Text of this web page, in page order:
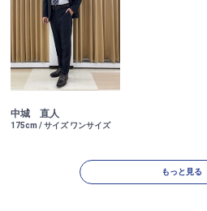
中城 直人
175cm / サイズ ワンサイズ
もっと見る